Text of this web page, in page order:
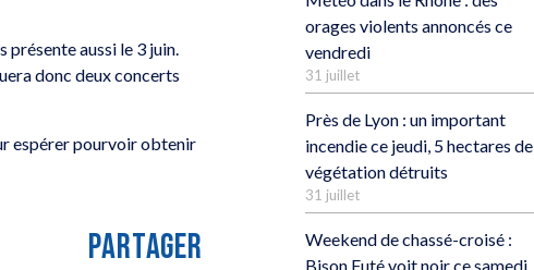
présente aussi le 3 juin.
donc deux concerts
espérer pourvoir obtenir
PARTAGER
orages violents annoncés ce
vendredi
31 juillet
Près de Lyon : un important
incendie ce jeudi, 5 hectares de
végétation détruits
31 juillet
Weekend de chassé-croisé :
Bison Futé voit noir ce samedi